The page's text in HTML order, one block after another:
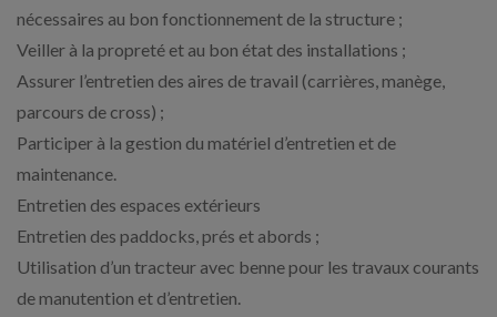
nécessaires au bon fonctionnement de la structure ;
Veiller à la propreté et au bon état des installations ;
Assurer l’entretien des aires de travail (carrières, manège,
parcours de cross) ;
Participer à la gestion du matériel d’entretien et de
maintenance.
Entretien des espaces extérieurs
Entretien des paddocks, prés et abords ;
Utilisation d’un tracteur avec benne pour les travaux courants
de manutention et d’entretien.